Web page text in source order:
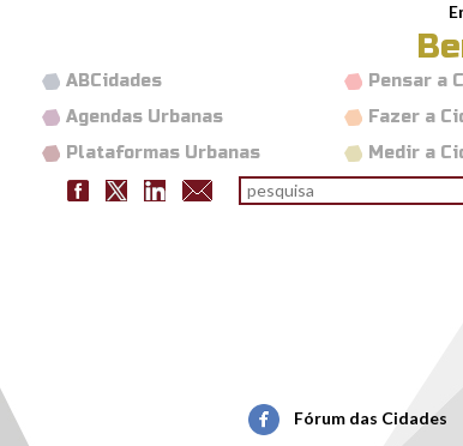
Pensar a
Fazer a
Medir a
ABCidades
Agendas Urbanas
Plataformas Urbanas
Formulário de
pesquisar
Fórum das Cidades